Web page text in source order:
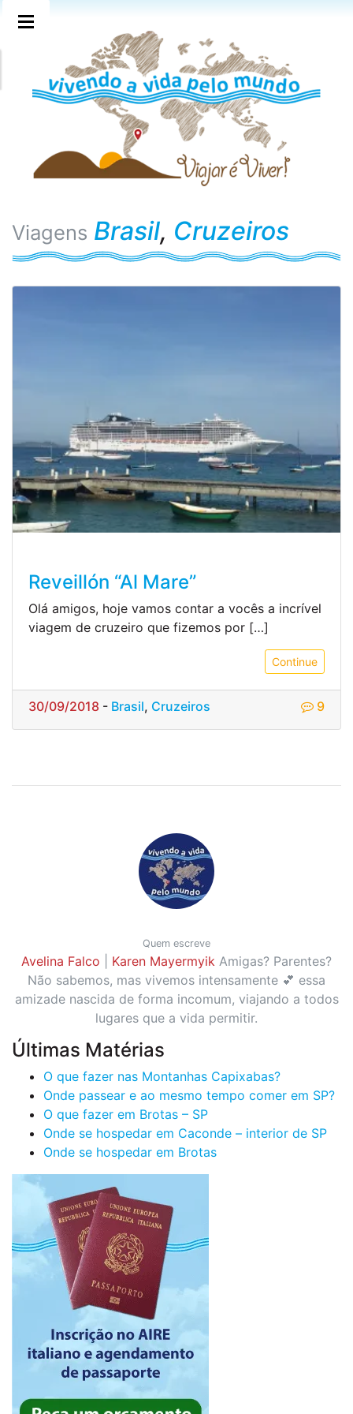
Viagens Brasil, Cruzeiros
Reveillón “Al Mare”
Olá amigos, hoje vamos contar a vocês a incrível
viagem de cruzeiro que fizemos por […]
Continue
30/09/2018 - Brasil, Cruzeiros 9
Quem escreve
Avelina Falco Karen Mayermyik Amigas? Parentes?
Não sabemos, mas vivemos intensamente 💕 essa
amizade nascida de forma incomum, viajando a todos
lugares que a vida permitir.
Últimas Matérias
O que fazer nas Montanhas Capixabas?
Onde passear e ao mesmo tempo comer em SP?
O que fazer em Brotas – SP
Onde se hospedar em Caconde – interior de SP
Onde se hospedar em Brotas